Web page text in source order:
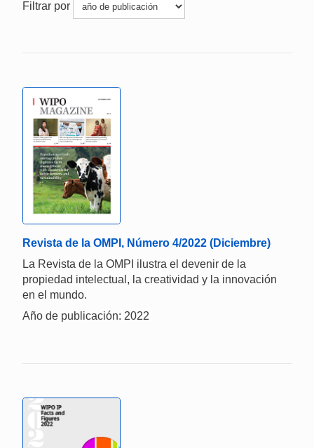
Filtrar por
Revista de la OMPI, Número 4/2022 (Diciembre)
La Revista de la OMPI ilustra el devenir de la
propiedad intelectual, la creatividad y la innovación
en el mundo.
Año de publicación: 2022